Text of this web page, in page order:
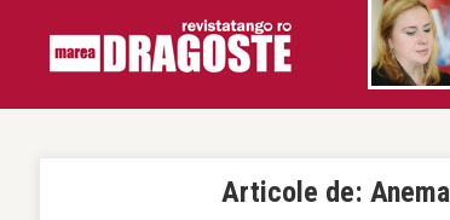
Articole de: